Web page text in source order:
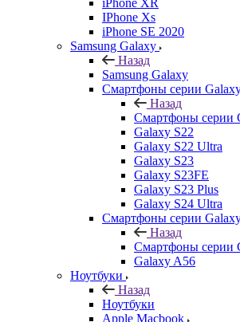
iPhone XR
IPhone Xs
iPhone SE 2020
Samsung Galaxy
Назад
Samsung Galaxy
Смартфоны серии
Назад
Смартфоны серии
Galaxy S22
Galaxy S22 Ultra
Galaxy S23
Galaxy S23FE
Galaxy S23 Plus
Galaxy S24 Ultra
Смартфоны серии
Назад
Смартфоны серии
Galaxy A56
Ноутбуки
Назад
Ноутбуки
Apple Macbook